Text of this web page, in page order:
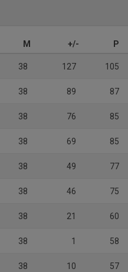
M +/- P
38 127 105
38 89 87
38 76 85
38 69 85
38 49 77
38 46 75
38 21 60
38 1 58
38 10 57